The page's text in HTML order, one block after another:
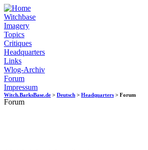
Witchbase
Imagery
Topics
Critiques
Headquarters
Links
Wlog-Archiv
Forum
Impressum
Witch.BarksBase.de > Deutsch > Headquarters > Forum
Forum